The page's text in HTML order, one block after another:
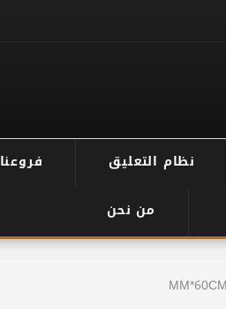
نظام التعليق فروعنا
من نحن